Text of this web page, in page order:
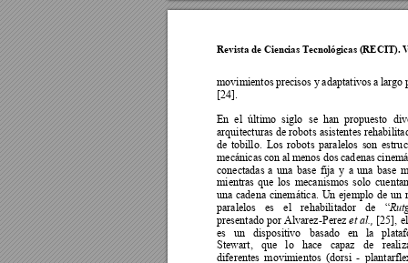
Revista de Ciencias Tecnológicas (RECIT).
movimientos precisos y adaptativos a largo
[24].
En el último siglo se han propuesto
arquitecturas de robots asistentes
de tobillo. Los robots paralelos son estru
mecánicas con al menos dos cadenas
conectadas a una base fija y a una base
mientras que los mecanismos solo
una cadena cinemática. Un ejemplo de un
paralelos
es el rehabilitador de “
presentado por Alvarez-Perez et al., [25],
es un dispositivo basado en la
Stewart, que lo hace capaz de
diferentes movimientos (dorsi -